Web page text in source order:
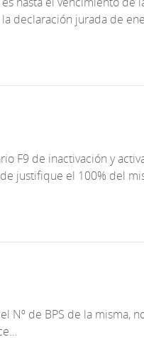
declaración jurada de
F9 de inactivación y
justifique el 100% del
Nº de BPS de la misma,